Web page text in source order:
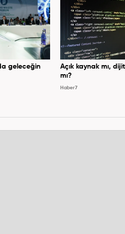
geleceğin
Açık kaynak mı,
mı?
Haber7